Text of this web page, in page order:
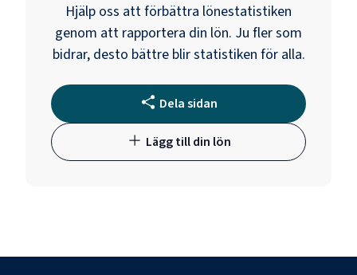
Hjälp oss att förbättra lönestatistiken
genom att rapportera din lön. Ju fler som
bidrar, desto bättre blir statistiken för alla.
Dela sidan
Lägg till din lön